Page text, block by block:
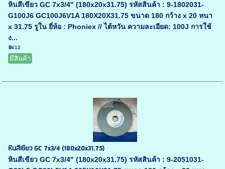
หินสีเขียว GC 7x3/4" (180x20x31.75) รหัสสินค้า : 9-1802031-
G100J6 GC100J6V1A 180X20X31.75 ขนาด 180 กว้าง x 20 หนา
x 31.75 รูใน ยี่ห้อ : Phoniex // ไต้หวัน ความละเอียด: 100J การใช้
ง...
฿612
มีสินค้า
หินสีเขียว GC 7x3/4 (180x20x31.75)
หินสีเขียว GC 7x3/4" (180x20x31.75) รหัสสินค้า : 9-2051031-